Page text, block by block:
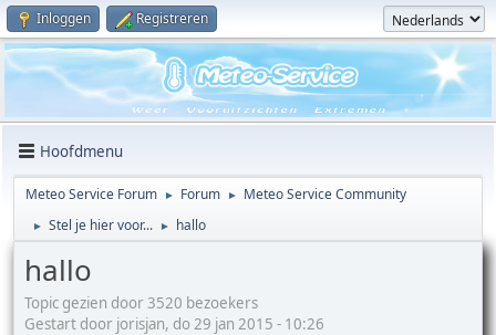
Inloggen Registreren
Hoofdmenu
Meteo Service Forum ► Forum ► Meteo Service Community
► Stel je hier voor... ► hallo
hallo
Topic gezien door 3520 bezoekers
Gestart door jorisjan, do 29 jan 2015 - 10:26